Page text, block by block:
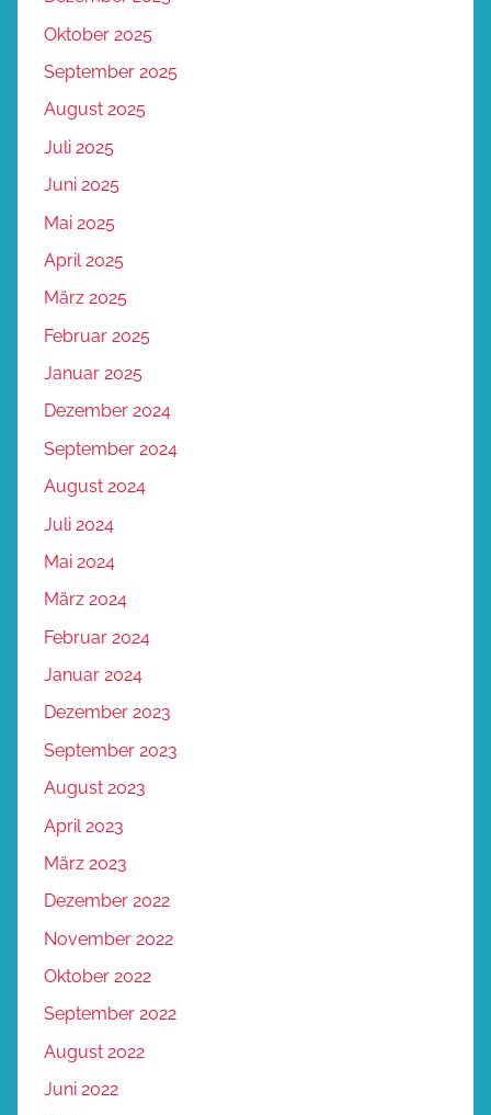
Oktober 2025
September 2025
August 2025
Juli 2025
Juni 2025
Mai 2025
April 2025
März 2025
Februar 2025
Januar 2025
Dezember 2024
September 2024
August 2024
Juli 2024
Mai 2024
März 2024
Februar 2024
Januar 2024
Dezember 2023
September 2023
August 2023
April 2023
März 2023
Dezember 2022
November 2022
Oktober 2022
September 2022
August 2022
Juni 2022